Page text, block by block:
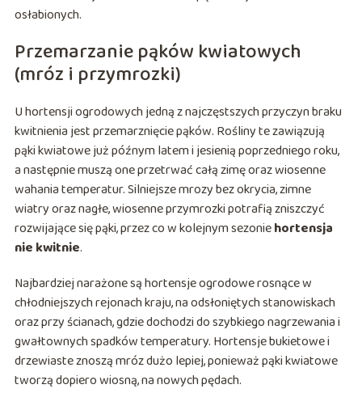
osłabionych.
Przemarzanie pąków kwiatowych
(mróz i przymrozki)
U hortensji ogrodowych jedną z najczęstszych przyczyn braku
kwitnienia jest przemarznięcie pąków. Rośliny te zawiązują
pąki kwiatowe już późnym latem i jesienią poprzedniego roku,
a następnie muszą one przetrwać całą zimę oraz wiosenne
wahania temperatur. Silniejsze mrozy bez okrycia, zimne
wiatry oraz nagłe, wiosenne przymrozki potrafią zniszczyć
rozwijające się pąki, przez co w kolejnym sezoniehortensja
nie kwitnie.
Najbardziej narażone są hortensje ogrodowe rosnące w
chłodniejszych rejonach kraju, na odsłoniętych stanowiskach
oraz przy ścianach, gdzie dochodzi do szybkiego nagrzewania i
gwałtownych spadków temperatury. Hortensje bukietowe i
drzewiaste znoszą mróz dużo lepiej, ponieważ pąki kwiatowe
tworzą dopiero wiosną, na nowych pędach.